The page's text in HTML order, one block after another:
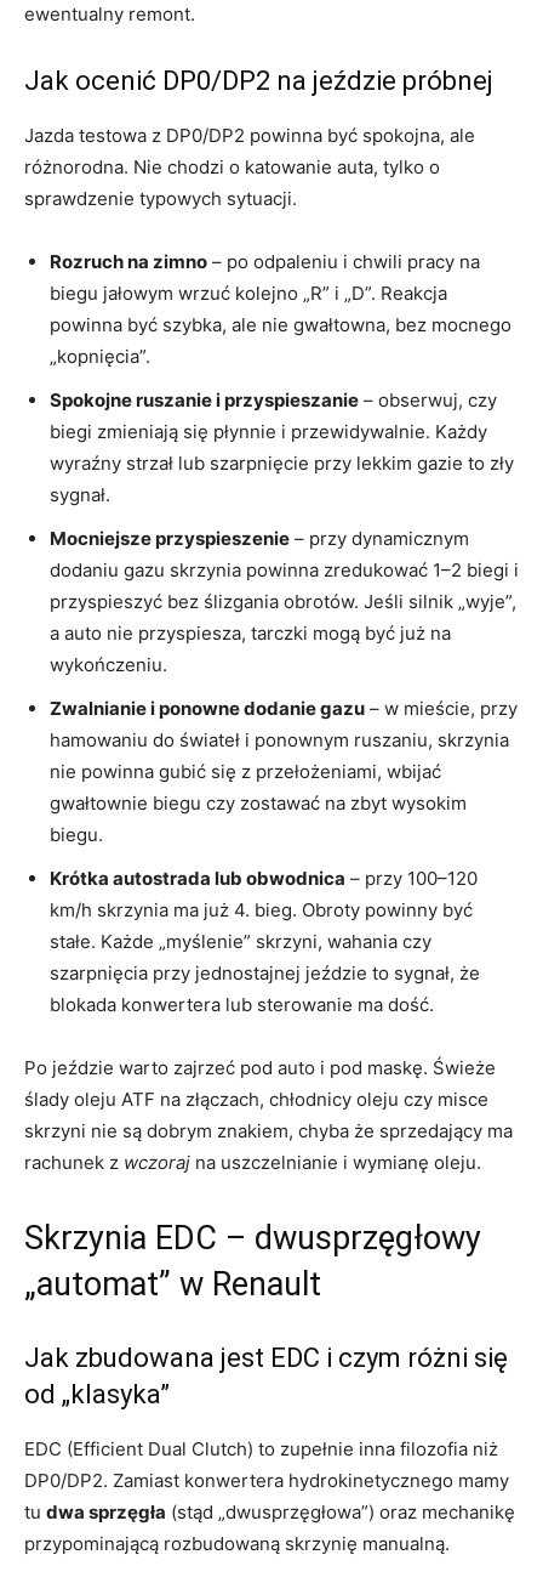
ewentualny remont.
Jak ocenić DP0/DP2 na jeździe próbnej
Jazda testowa z DP0/DP2 powinna być spokojna, ale
różnorodna. Nie chodzi o katowanie auta, tylko o
sprawdzenie typowych sytuacji.
Rozruch na zimno – po odpaleniu i chwili pracy na
biegu jałowym wrzuć kolejno „R” i „D”. Reakcja
powinna być szybka, ale nie gwałtowna, bez mocnego
„kopnięcia”.
Spokojne ruszanie i przyspieszanie – obserwuj, czy
biegi zmieniają się płynnie i przewidywalnie. Każdy
wyraźny strzał lub szarpnięcie przy lekkim gazie to zły
sygnał.
Mocniejsze przyspieszenie – przy dynamicznym
dodaniu gazu skrzynia powinna zredukować 1–2 biegi i
przyspieszyć bez ślizgania obrotów. Jeśli silnik „wyje”,
a auto nie przyspiesza, tarczki mogą być już na
wykończeniu.
Zwalnianie i ponowne dodanie gazu – w mieście, przy
hamowaniu do świateł i ponownym ruszaniu, skrzynia
nie powinna gubić się z przełożeniami, wbijać
gwałtownie biegu czy zostawać na zbyt wysokim
biegu.
Krótka autostrada lub obwodnica – przy 100–120
km/h skrzynia ma już 4. bieg. Obroty powinny być
stałe. Każde „myślenie” skrzyni, wahania czy
szarpnięcia przy jednostajnej jeździe to sygnał, że
blokada konwertera lub sterowanie ma dość.
Po jeździe warto zajrzeć pod auto i pod maskę. Świeże
ślady oleju ATF na złączach, chłodnicy oleju czy misce
skrzyni nie są dobrym znakiem, chyba że sprzedający ma
rachunek z wczoraj na uszczelnianie i wymianę oleju.
Skrzynia EDC – dwusprzęgłowy
„automat” w Renault
Jak zbudowana jest EDC i czym różni się
od „klasyka”
EDC (Efficient Dual Clutch) to zupełnie inna filozofia niż
DP0/DP2. Zamiast konwertera hydrokinetycznego mamy
tu dwa sprzęgła (stąd „dwusprzęgłowa”) oraz mechanikę
przypominającą rozbudowaną skrzynię manualną.